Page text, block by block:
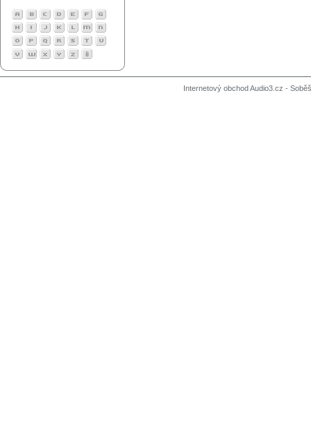
Internetový obchod Audio3.cz -